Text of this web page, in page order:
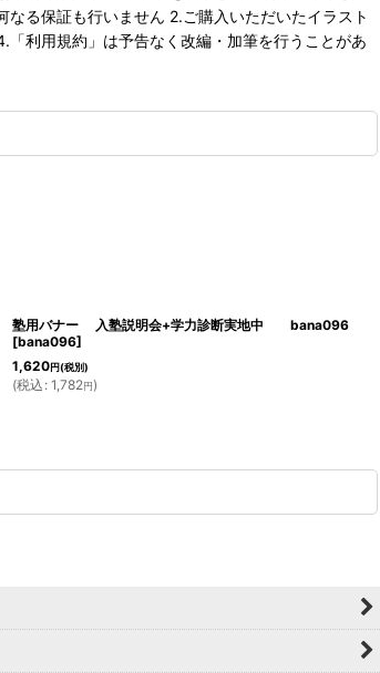
る保証も行いません 2.ご購入いただいたイラスト
利用規約」は予告なく改編・加筆を行うことがあ
塾用バナー 入塾説明会+学力診断実地中 bana096
[bana096]
1,620円(税別)
(税込 : 1,782円)